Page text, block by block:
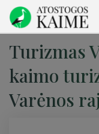
Turizmas
kaimo
Varėnos